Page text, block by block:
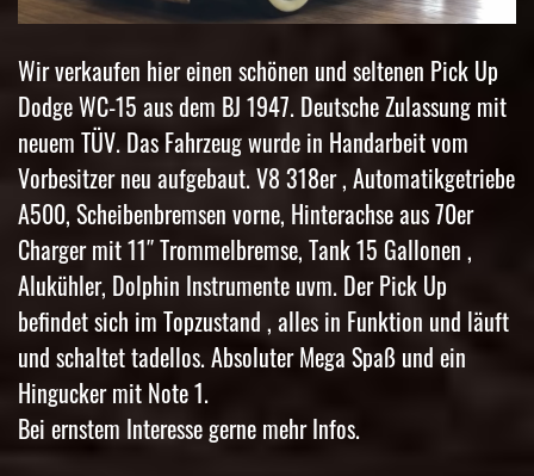
Wir verkaufen hier einen schönen und seltenen Pick Up
Dodge WC-15 aus dem BJ 1947. Deutsche Zulassung mit
neuem TÜV. Das Fahrzeug wurde in Handarbeit vom
Vorbesitzer neu aufgebaut. V8 318er , Automatikgetriebe
A500, Scheibenbremsen vorne, Hinterachse aus 70er
Charger mit 11″ Trommelbremse, Tank 15 Gallonen ,
Alukühler, Dolphin Instrumente uvm. Der Pick Up
befindet sich im Topzustand , alles in Funktion und läuft
und schaltet tadellos. Absoluter Mega Spaß und ein
Hingucker mit Note 1.
Bei ernstem Interesse gerne mehr Infos.